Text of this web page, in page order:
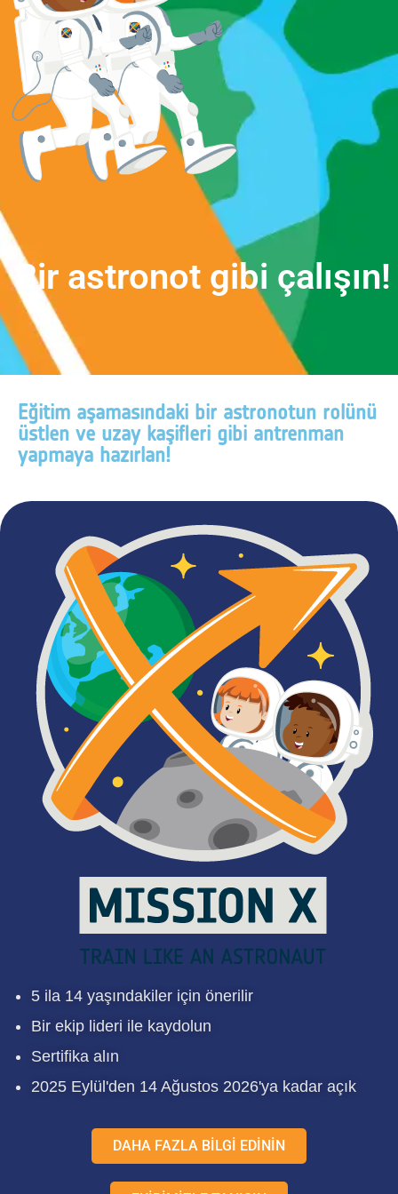
Bir astronot gibi ça ışın!
Eğitim aşamasındaki bir astronotun rolünü
üstlen ve uzay kaşifleri gibi antrenman
yapmaya hazırlan!
5 ila 14 yaşındakiler için önerilir
Bir ekip lideri ile kaydolun
Sertifika alın
2025 Eylül'den 14 Ağustos 2026'ya kadar açık
DAHA FAZLA BİLGİ EDİNİN